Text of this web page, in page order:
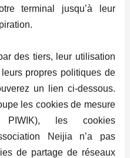
terminal jusqu’à leur
des tiers, leur utilisation
propres politiques de
un lien ci-dessous.
les cookies de mesure
PIWIK), les cookies
Neijia n’a pas
de partage de réseaux